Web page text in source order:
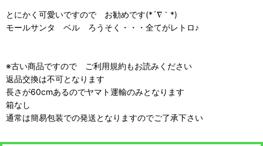
とにかく可愛いですので お勧めです(*´∇｀*)
モールサンタ ベル ろうそく・・・全てがレトロ♪
※古い商品ですので ご利用規約もお読みください
返品交換は不可となります
長さが60cmあるのでヤマト運輸のみとなります
箱なし
通常は簡易包装での発送となりますのでご了承下さい